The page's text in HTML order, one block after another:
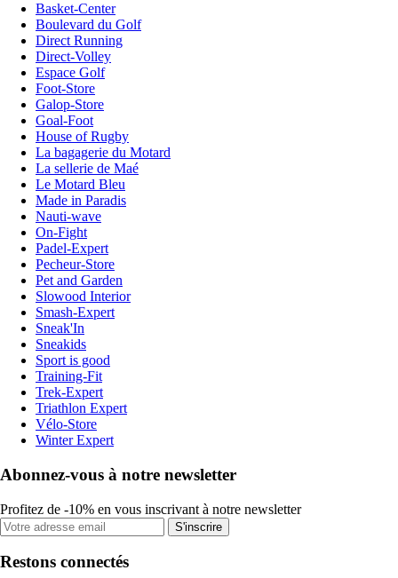
Basket-Center
Boulevard du Golf
Direct Running
Direct-Volley
Espace Golf
Foot-Store
Galop-Store
Goal-Foot
House of Rugby
La bagagerie du Motard
La sellerie de Maé
Le Motard Bleu
Made in Paradis
Nauti-wave
On-Fight
Padel-Expert
Pecheur-Store
Pet and Garden
Slowood Interior
Smash-Expert
Sneak'In
Sneakids
Sport is good
Training-Fit
Trek-Expert
Triathlon Expert
Vélo-Store
Winter Expert
Abonnez-vous à notre newsletter
Profitez de -10% en vous inscrivant à notre newsletter
S'inscrire
Restons connectés